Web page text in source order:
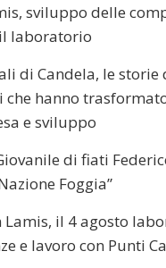
sviluppo delle
laboratorio
di Candela, le storie
hanno
e sviluppo
di fiati
Foggia”
Lamis, il 4 agosto
e lavoro con Punti